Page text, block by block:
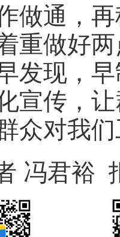
做通，
重做好
发现，
宣传，
众对我
冯君裕